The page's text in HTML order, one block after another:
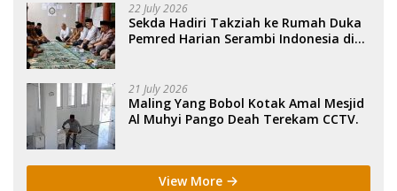
22 July 2026
Sekda Hadiri Takziah ke Rumah Duka
Pemred Harian Serambi Indonesia di
21 July 2026
Maling Yang Bobol Kotak Amal Mesjid
Al Muhyi Pango Deah Terekam CCTV.
View More